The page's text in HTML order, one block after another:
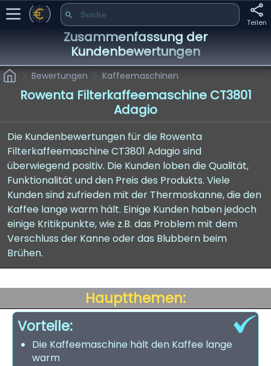
Teilen
Zusammenfassung der
Kundenbewertungen
Bewertungen Kaffeemaschinen
Rowenta Filterkaffeemaschine CT3801
Adagio
Die Kundenbewertungen für die Rowenta
Filterkaffeemaschine CT3801 Adagio sind
überwiegend positiv. Die Kunden loben die Qualität,
Funktionalität und den Preis des Produkts. Viele
Kunden sind zufrieden mit der Thermoskanne, die den
Kaffee lange warm hält. Einige Kunden haben jedoch
einige Kritikpunkte, wie z.B. das Problem mit dem
Verschluss der Kanne oder das Blubbern beim
Brühen.
Hauptthemen:
Vorteile:
Die Kaffeemaschine hält den Kaffee lange
warm